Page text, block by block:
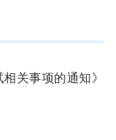
关事项的通知》